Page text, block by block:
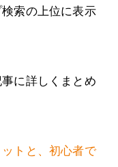
索の上位に表示
に詳しくまとめ
トと、初心者で